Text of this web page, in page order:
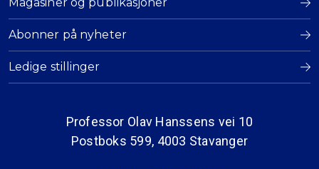
Abonner på nyheter
Ledige stillinger
Professor Olav Hanssens vei 10
Postboks 599, 4003 Stavanger